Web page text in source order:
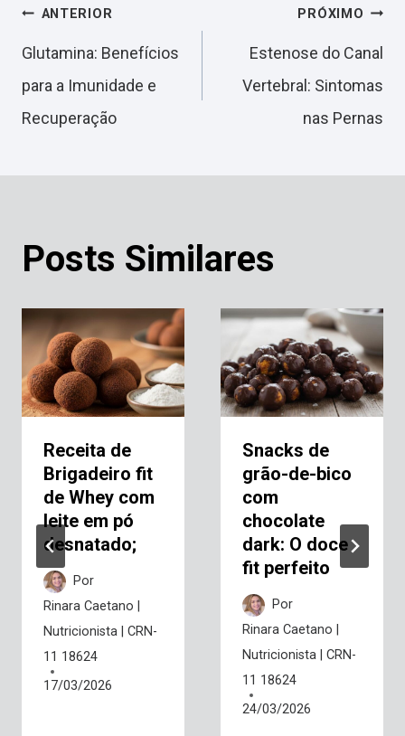
Navegação
de
Post
ANTERIOR
Glutamina: Benefícios
para a Imunidade e
Recuperação
PRÓXIMO
Estenose do Canal
Vertebral: Sintomas
nas Pernas
Posts Similares
Receita de
Brigadeiro fit
de Whey com
leite em pó
desnatado;
Por
Rinara Caetano |
Nutricionista | CRN-
11 18624
17/03/2026
Snacks de
grão-de-bico
com
chocolate
dark: O doce
fit perfeito
Por
Rinara Caetano |
Nutricionista | CRN-
11 18624
24/03/2026